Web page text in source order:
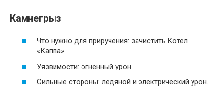
Камнегрыз
Что нужно для приручения: зачистить Котел
«Каппа».
Уязвимости: огненный урон.
Сильные стороны: ледяной и электрический урон.